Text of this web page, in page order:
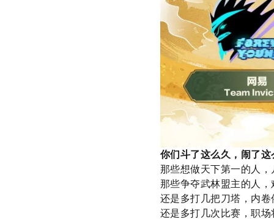
你们斗了这么久，闹了
那些想做天下第一的人
那些争夺武林盟主的人
还是多打几把刀塔，内
还是多打几次比赛，职